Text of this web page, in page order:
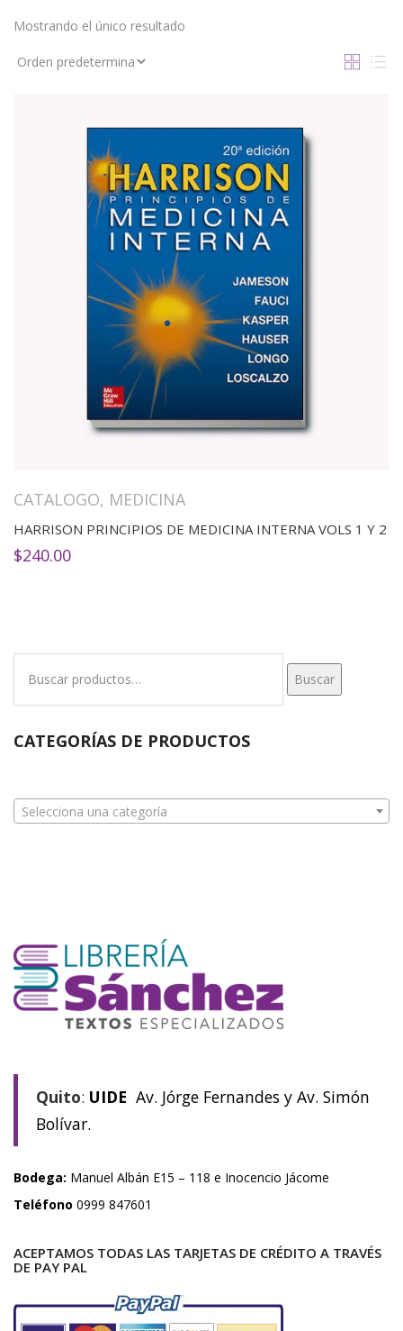
Mostrando el único resultado
CATALOGO, MEDICINA
HARRISON PRINCIPIOS DE MEDICINA INTERNA VOLS 1 Y 2
$240.00
Buscar
CATEGORÍAS DE PRODUCTOS
Selecciona una categoría
Quito: UIDE Av. Jórge Fernandes y Av. Simón
Bolívar.
Bodega: Manuel Albán E15 – 118 e Inocencio Jácome
Teléfono 0999 847601
ACEPTAMOS TODAS LAS TARJETAS DE CRÉDITO A TRAVÉS
DE PAY PAL